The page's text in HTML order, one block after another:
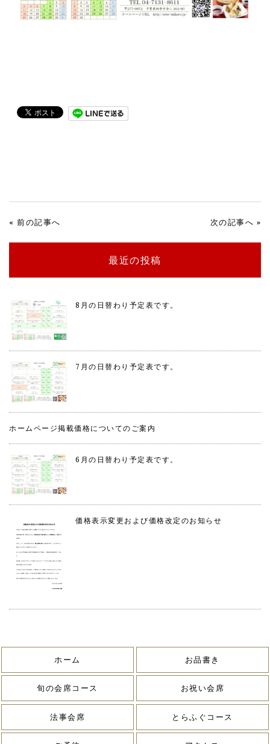
« 前の記事へ 次の記事へ »
最近の投稿
8月の日替わり予定表です。
7月の日替わり予定表です。
ホームページ掲載価格についてのご案内
6月の日替わり予定表です。
価格表示変更および価格改定のお知らせ
ホーム お品書き
旬の会席コース お祝い会席
法事会席 とらふぐコース